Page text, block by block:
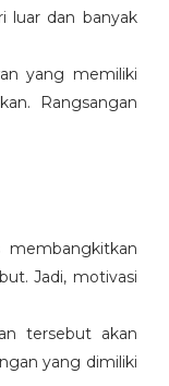
luar dan banyak
yang memiliki
Rangsangan
Jadi, motivasi
tersebut akan
yang dimiliki